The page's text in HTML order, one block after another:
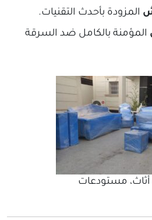
المزودة بأحدث التقنيات.
المؤمنة بالكامل ضد السرقة
أثاث، مستودعات